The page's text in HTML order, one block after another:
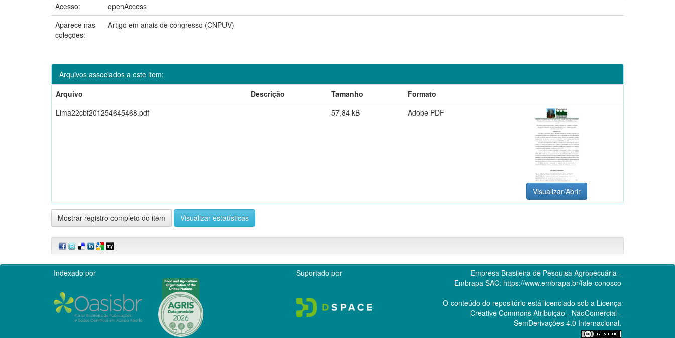
Acesso:
openAccess
Aparece nas
coleções:
Artigo em anais de congresso (CNPUV)
Arquivos associados a este item:
Arquivo
Descrição Tamanho
Formato
Lima22cbf201254645468.pdf
57,84 kB Adobe PDF
Visualizar/Abrir
Mostrar registro completo do item Visualizar estatísticas
Indexado por Suportado por
Empresa Brasileira de Pesquisa Agropecuária -
Embrapa SAC: https://www.embrapa.br/fale-conosco
O conteúdo do repositório está licenciado sob a Licença
Creative CommonsAtribuição - NãoComercial -
SemDerivações 4.0 Internacional.